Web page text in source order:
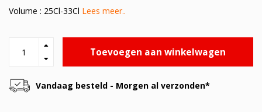
Volume : 25Cl-33Cl Lees meer..
Toevoegen aan winkelwagen
Vandaag besteld - Morgen al verzonden*